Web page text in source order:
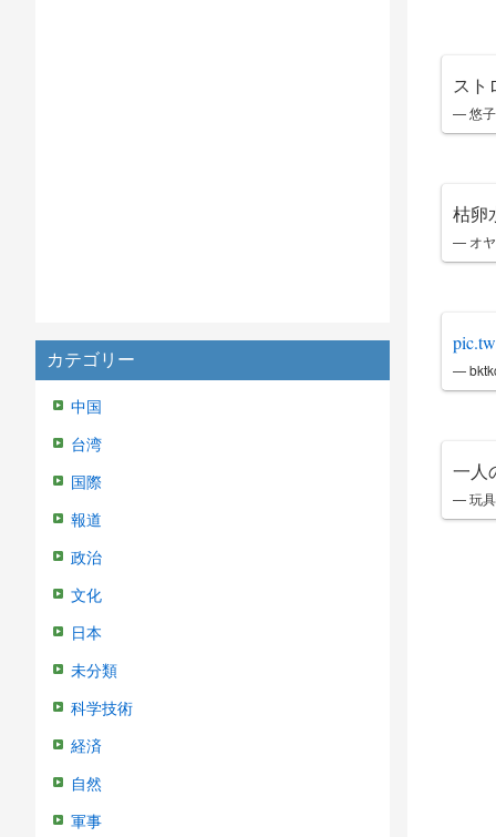
カテゴリー
中国
台湾
国際
報道
政治
文化
日本
未分類
科学技術
経済
自然
軍事
スト
— 悠子
枯卵
— オヤ
—
一人
— 玩具